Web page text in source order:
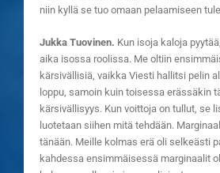
niin kyllä se tuo omaan pelaamiseen
Jukka Tuovinen. Kun isoja kaloja
aika isossa roolissa. Me oltiin
kärsivällisiä, vaikka Viesti hallitsi pelin
loppu, samoin kuin toisessa erässäkin
kärsivällisyys. Kun voittoja on tullut, se
luotetaan siihen mitä tehdään.
tänään. Meille kolmas erä oli selkeästi
kahdessa ensimmäisessä marginaalit